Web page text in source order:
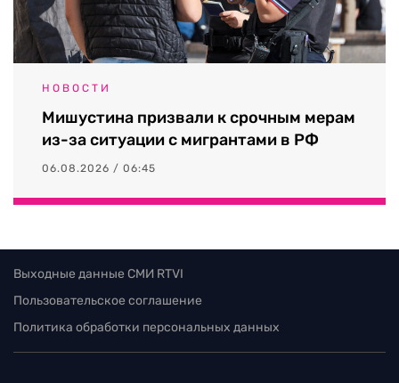
НОВОСТИ
Мишустина призвали к срочным мерам
из-за ситуации с мигрантами в РФ
06.08.2026 / 06:45
Выходные данные СМИ RTVI
Пользовательское соглашение
Политика обработки персональных данных